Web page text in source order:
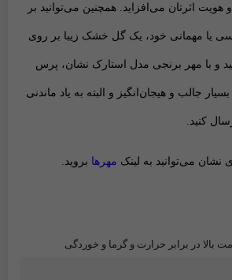
هویت اثرتان می‌افزاید. همچنین می‌توانید بر
یا مهمانی‌‌ خود، یک گل خشک زیبا بر روی
و با مهر برنجی مدل استارک نشان، پرس
جالب و هیجان‌انگیز و البته به یاد ماندنی
کنید.
نشان می‌توانید به لینک مهر‌ها بروید.
بالا در برابر حرارت و گرما و خوردگی